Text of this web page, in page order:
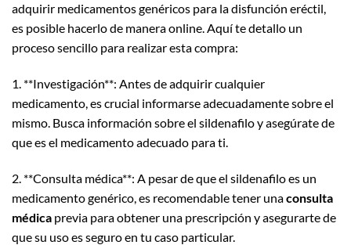
adquirir medicamentos genéricos para la disfunción eréctil,
es posible hacerlo de manera online. Aquí te detallo un
proceso sencillo para realizar esta compra:
1. **Investigación**: Antes de adquirir cualquier
medicamento, es crucial informarse adecuadamente sobre el
mismo. Busca información sobre el sildenafilo y asegúrate de
que es el medicamento adecuado para ti.
2. **Consulta médica**: A pesar de que el sildenafilo es un
medicamento genérico, es recomendable tener unaconsulta
médica previa para obtener una prescripción y asegurarte de
que su uso es seguro en tu caso particular.